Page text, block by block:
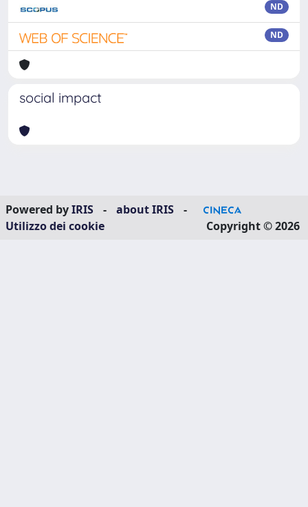
ND
ND
social impact
Powered byIRIS - about IRIS
-
Utilizzo dei cookie
Copyright © 2026